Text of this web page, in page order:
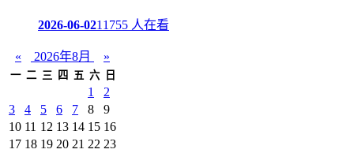
2026-06-0211755 人在看
« 2026年8月 »
一 二 三 四 五 六 日
1
2
3
4 5 6 7 8
9
10 11 12 13 14 15 16
17 18 19 20 21 22 23